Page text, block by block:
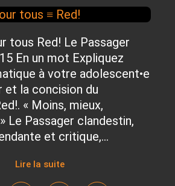
tous Red! Le Passager
En un mot Expliquez
à votre adolescent•e
et la concision du
« Moins, mieux,
Le Passager clandestin,
et critique,...
Lire la suite